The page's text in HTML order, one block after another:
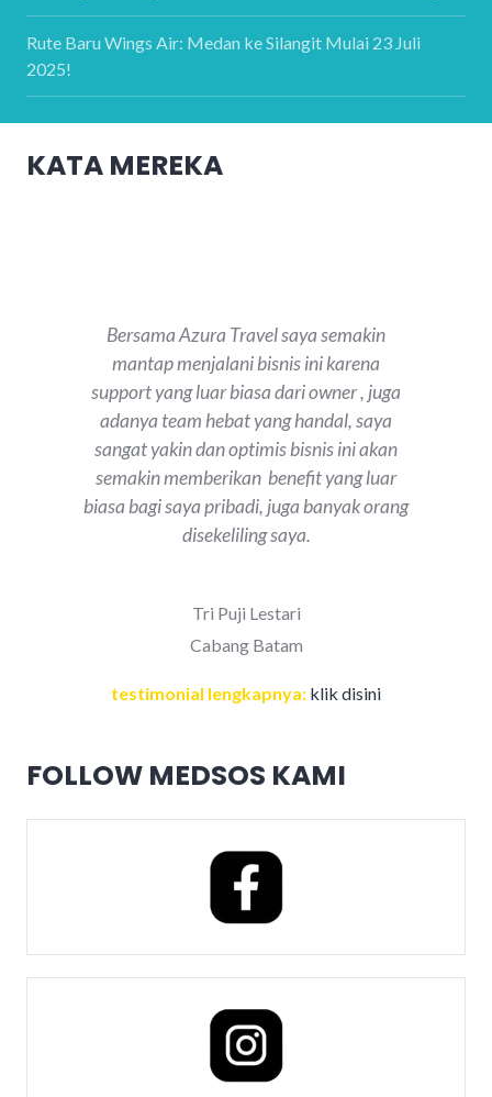
Rute Baru Wings Air: Medan ke Silangit Mulai 23 Juli
2025!
KATA MEREKA
Bersama Azura Travel saya semakin
mantap menjalani bisnis ini karena
support yang luar biasa dari owner , juga
adanya team hebat yang handal, saya
sangat yakin dan optimis bisnis ini akan
semakin memberikan benefit yang luar
biasa bagi saya pribadi, juga banyak orang
disekeliling saya.
Tri Puji Lestari
Cabang Batam
testimonial lengkapnya: klik disini
FOLLOW MEDSOS KAMI